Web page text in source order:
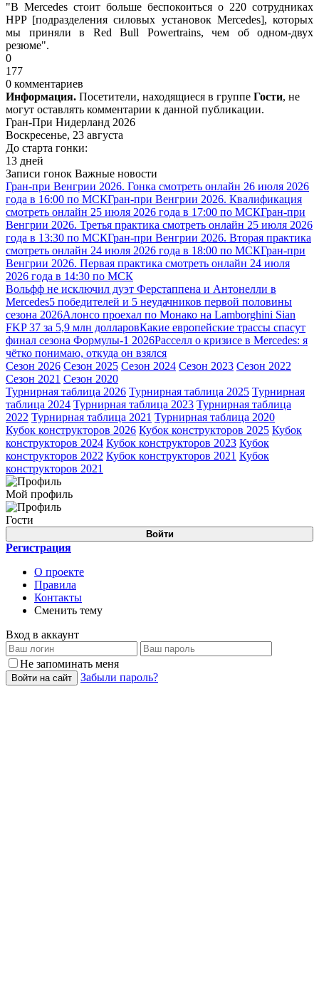
"В Mercedes стоит больше беспокоиться о 220 сотрудниках
HPP [подразделения силовых установок Mercedes], которых
мы приняли в Red Bull Powertrains, чем об одном-двух
резюме".
0
177
0 комментариев
Информация. Посетители, находящиеся в группе Гости, не
могут оставлять комментарии к данной публикации.
Гран-При Нидерланд 2026
Воскресенье, 23 августа
До старта гонки:
13 дней
Записи гонок Важные новости
Гран-при Венгрии 2026. Гонка смотреть онлайн 26 июля 2026
года в 16:00 по МСКГран-при Венгрии 2026. Квалификация
смотреть онлайн 25 июля 2026 года в 17:00 по МСКГран-при
Венгрии 2026. Третья практика смотреть онлайн 25 июля 2026
года в 13:30 по МСКГран-при Венгрии 2026. Вторая практика
смотреть онлайн 24 июля 2026 года в 18:00 по МСКГран-при
Венгрии 2026. Первая практика смотреть онлайн 24 июля
2026 года в 14:30 по МСК
Вольфф не исключил дуэт Ферстаппена и Антонелли в
Mercedes5 победителей и 5 неудачников первой половины
сезона 2026Алонсо проехал по Монако на Lamborghini Sian
FKP 37 за 5,9 млн долларовКакие европейские трассы спасут
финал сезона Формулы-1 2026Расселл о кризисе в Mercedes: я
чётко понимаю, откуда он взялся
Сезон 2026 Сезон 2025 Сезон 2024 Сезон 2023 Сезон 2022
Сезон 2021 Сезон 2020
Турнирная таблица 2026 Турнирная таблица 2025 Турнирная
таблица 2024 Турнирная таблица 2023 Турнирная таблица
2022 Турнирная таблица 2021 Турнирная таблица 2020
Кубок конструкторов 2026 Кубок конструкторов 2025 Кубок
конструкторов 2024 Кубок конструкторов 2023 Кубок
конструкторов 2022 Кубок конструкторов 2021 Кубок
конструкторов 2021
Мой профиль
Гости
Войти
Регистрация
О проекте
Правила
Контакты
Сменить тему
Вход в аккаунт
Не запоминать меня
Войти на сайт Забыли пароль?